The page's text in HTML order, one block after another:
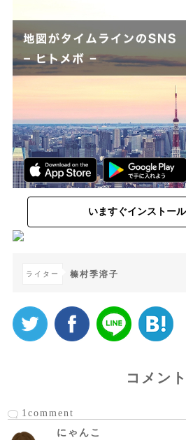
いますぐインストール
ライター 榛村季溶子
コメント
1comment
にゃんこ